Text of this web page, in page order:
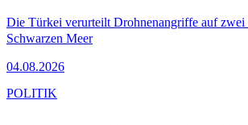
Die Türkei verurteilt Drohnenangriffe auf
Schwarzen Meer
04.08.2026
POLITIK